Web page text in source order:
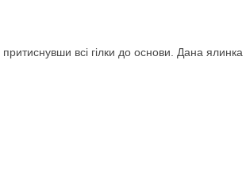
всі гілки до основи. Дана